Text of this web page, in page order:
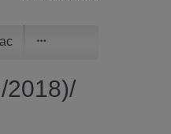
2018)/